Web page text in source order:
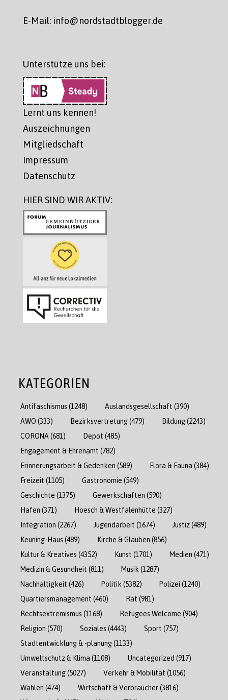
E-Mail: info@nordstadtblogger.de
Unterstütze uns bei:
Lernt uns kennen!
Auszeichnungen
Mitgliedschaft
Impressum
Datenschutz
HIER SIND WIR AKTIV:
KATEGORIEN
Antifaschismus (1248) Auslandsgesellschaft (390)
AWO (333) Bezirksvertretung(479) Bildung(2243)
CORONA (681) Depot (485)
Engagement & Ehrenamt (782)
Erinnerungsarbeit & Gedenken (589) Flora & Fauna (384)
Freizeit (1105) Gastronomie (549)
Geschichte (1375) Gewerkschaften (590)
Hafen (371) Hoesch & Westfalenhütte (327)
Integration (2267) Jugendarbeit (1674) Justiz(489)
Keuning-Haus (489) Kirche & Glauben (856)
Kultur & Kreatives (4352) Kunst (1701) Medien (471)
Medizin & Gesundheit (811) Musik (1287)
Nachhaltigkeit (426) Politik (5382) Polizei (1240)
Quartiersmanagement (460) Rat (981)
Rechtsextremismus (1168) Refugees Welcome (904)
Religion (570) Soziales (4443) Sport (757)
Stadtentwicklung & -planung(1133)
Umweltschutz & Klima (1108) Uncategorized (917)
Veranstaltung(5027) Verkehr & Mobilität (1056)
Wahlen (474) Wirtschaft & Verbraucher(3816)